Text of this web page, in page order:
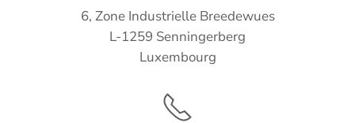
6, Zone Industrielle Breedewues
L-1259 Senningerberg
Luxembourg